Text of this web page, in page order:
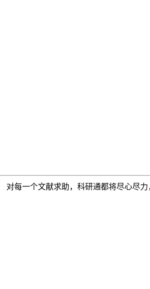
每一个文献求助，科研通都将尽心尽力